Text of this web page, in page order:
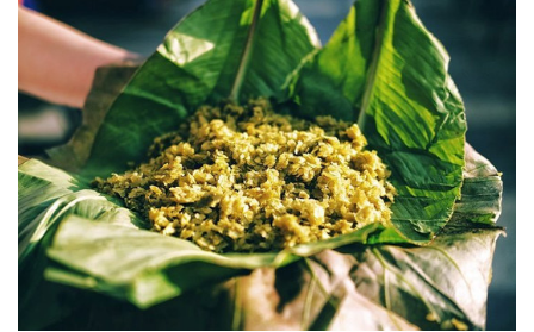
như in, Hà Nội của những năm tháng sinh viên đầu đời còn khá
bình dị. Ngày ấy, giao thông ở nơi này còn phổ biến với những
chuyến xe lam ba bánh chòng chành chở khách. Và, ngày ấy,
quanh trường tôi chủ yếu vẫn là những làng quê yên ả.